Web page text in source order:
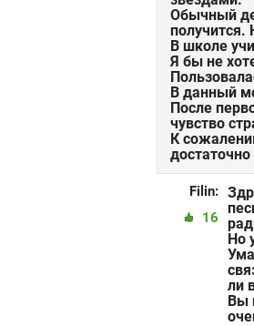
Обычный
получится.
В школе
Я бы не
В данный
После
чувство
К
Filin:
16
Но
ли
Вы